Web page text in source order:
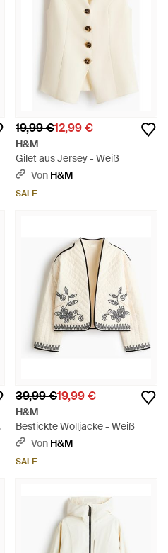
19,99 €12,99 €
H&M
Gilet aus Jersey - Weiß
Von H&M
SALE
39,99 €19,99 €
H&M
Bestickte Wolljacke - Weiß
Von H&M
SALE